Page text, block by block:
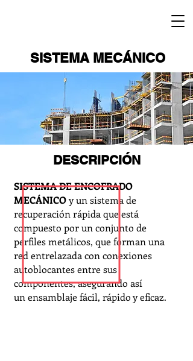
SISTEMA MECÁNICO
SISTEMA DE ENCOFRADO
MECÁNICOy un sistema de
recuperación rápida que está
compuesto por un conjunto de
perfiles metálicos, que forman una
red entrelazada con conexiones
autoblocantes entre sus
componentes, asegurando así
un ensamblaje fácil, rápido y eficaz.
DESCRIPCIÓN